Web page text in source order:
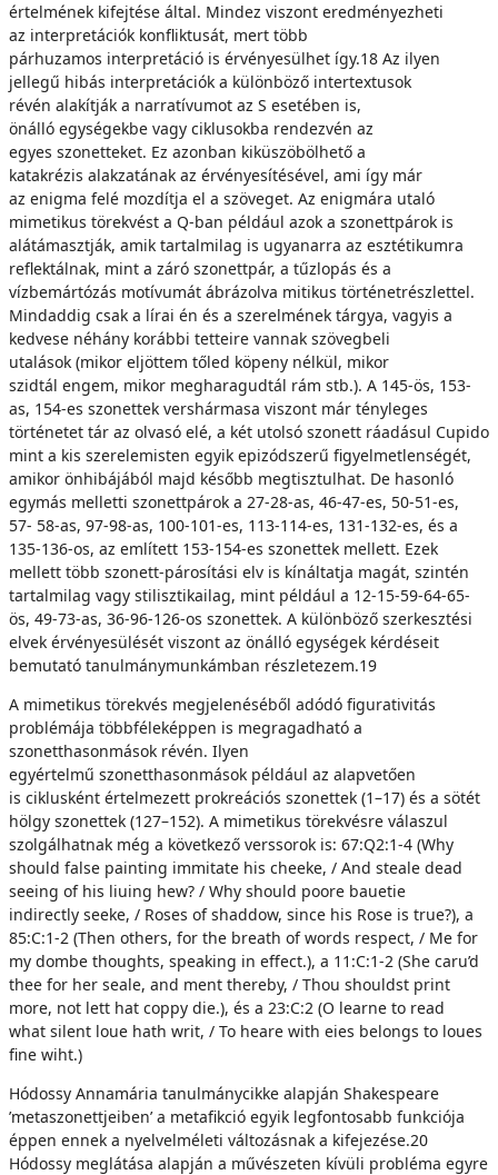
értelmének kifejtése által. Mindez viszont eredményezheti
az interpretációk konfliktusát, mert több
párhuzamos interpretáció is érvényesülhet így.18 Az ilyen
jellegű hibás interpretációk a különböző intertextusok
révén alakítják a narratívumot az S esetében is,
önálló egységekbe vagy ciklusokba rendezvén az
egyes szonetteket. Ez azonban kiküszöbölhető a
katakrézis alakzatának az érvényesítésével, ami így már
az enigma felé mozdítja el a szöveget. Az enigmára utaló
mimetikus törekvést a Q-ban például azok a szonettpárok is
alátámasztják, amik tartalmilag is ugyanarra az esztétikumra
reflektálnak, mint a záró szonettpár, a tűzlopás és a
vízbemártózás motívumát ábrázolva mitikus történetrészlettel.
Mindaddig csak a lírai én és a szerelmének tárgya, vagyis a
kedvese néhány korábbi tetteire vannak szövegbeli
utalások (mikor eljöttem tőled köpeny nélkül, mikor
szidtál engem, mikor megharagudtál rám stb.). A 145-ös, 153-
as, 154-es szonettek vershármasa viszont már tényleges
történetet tár az olvasó elé, a két utolsó szonett ráadásul Cupido
mint a kis szerelemisten egyik epizódszerű figyelmetlenségét,
amikor önhibájából majd később megtisztulhat. De hasonló
egymás melletti szonettpárok a 27-28-as, 46-47-es, 50-51-es,
57- 58-as, 97-98-as, 100-101-es, 113-114-es, 131-132-es, és a
135-136-os, az említett 153-154-es szonettek mellett. Ezek
mellett több szonett-párosítási elv is kínáltatja magát, szintén
tartalmilag vagy stilisztikailag, mint például a 12-15-59-64-65-
ös, 49-73-as, 36-96-126-os szonettek. A különböző szerkesztési
elvek érvényesülését viszont az önálló egységek kérdéseit
bemutató tanulmánymunkámban részletezem.19
A mimetikus törekvés megjelenéséből adódó figurativitás
problémája többféleképpen is megragadható a
szonetthasonmások révén. Ilyen
egyértelmű szonetthasonmások például az alapvetően
is ciklusként értelmezett prokreációs szonettek (1–17) és a sötét
hölgy szonettek (127–152). A mimetikus törekvésre válaszul
szolgálhatnak még a következő verssorok is: 67:Q2:1-4 (Why
should false painting immitate his cheeke, / And steale dead
seeing of his liuing hew? / Why should poore bauetie
indirectly seeke, / Roses of shaddow, since his Rose is true?), a
85:C:1-2 (Then others, for the breath of words respect, / Me for
my dombe thoughts, speaking in effect.), a 11:C:1-2 (She caru’d
thee for her seale, and ment thereby, / Thou shouldst print
more, not lett hat coppy die.), és a 23:C:2 (O learne to read
what silent loue hath writ, / To heare with eies belongs to loues
fine wiht.)
Hódossy Annamária tanulmánycikke alapján Shakespeare
’metaszonettjeiben’ a metafikció egyik legfontosabb funkciója
éppen ennek a nyelvelméleti változásnak a kifejezése.20
Hódossy meglátása alapján a művészeten kívüli probléma egyre